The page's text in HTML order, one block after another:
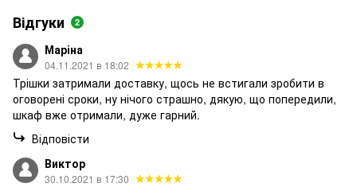
Відгуки 2
Маріна
04.11.2021 в 18:02
Трішки затримали доставку, щось не встигали зробити в
оговорені сроки, ну нічого страшно, дякую, що попередили,
шкаф вже отримали, дуже гарний.
Відповісти
Виктор
30.10.2021 в 17:30